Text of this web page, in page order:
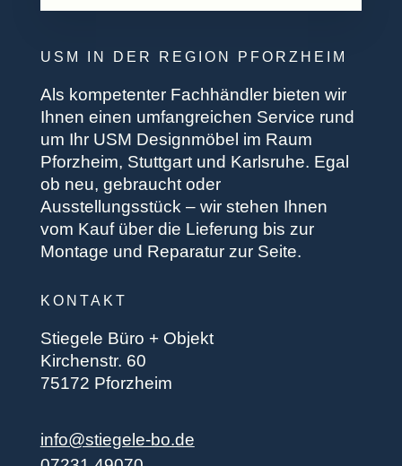
USM IN DER REGION PFORZHEIM
Als kompetenter Fachhändler bieten wir
Ihnen einen umfangreichen Service rund
um Ihr USM Designmöbel im Raum
Pforzheim, Stuttgart und Karlsruhe. Egal
ob neu, gebraucht oder
Ausstellungsstück – wir stehen Ihnen
vom Kauf über die Lieferung bis zur
Montage und Reparatur zur Seite.
KONTAKT
Stiegele Büro + Objekt
Kirchenstr. 60
75172 Pforzheim
info@stiegele-bo.de